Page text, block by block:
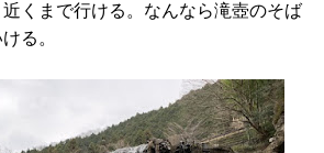
くまで行ける。なんなら滝壺のそば
る。